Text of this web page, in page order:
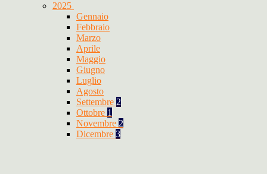
2025
Gennaio
Febbraio
Marzo
Aprile
Maggio
Giugno
Luglio
Agosto
Settembre 2
Ottobre 1
Novembre 2
Dicembre 3